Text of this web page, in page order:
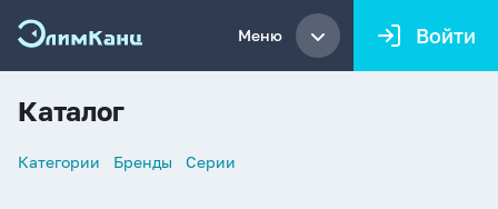
Меню Войти
Каталог
Список
Категории Бренды Серии